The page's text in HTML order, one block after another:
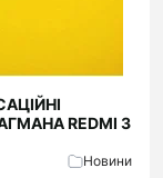
REDMI З
Новини